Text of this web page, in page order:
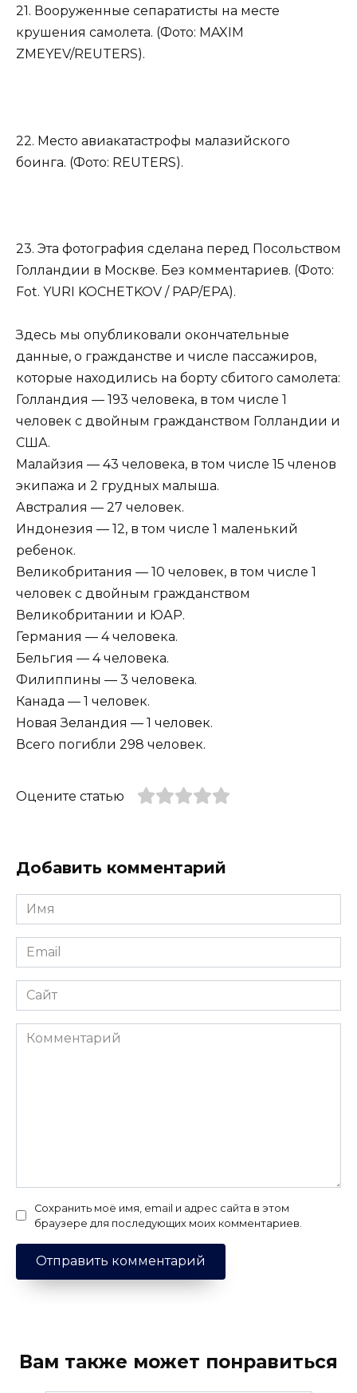
21. Вооруженные сепаратисты на месте
крушения самолета. (Фото: MAXIM
ZMEYEV/REUTERS).
22. Место авиакатастрофы малазийского
боинга. (Фото: REUTERS).
23. Эта фотография сделана перед Посольством
Голландии в Москве. Без комментариев. (Фото:
Fot. YURI KOCHETKOV / PAP/EPA).
Здесь мы опубликовали окончательные
данные, о гражданстве и числе пассажиров,
которые находились на борту сбитого самолета:
Голландия — 193 человека, в том числе 1
человек с двойным гражданством Голландии и
США.
Малайзия — 43 человека, в том числе 15 членов
экипажа и 2 грудных малыша.
Австралия — 27 человек.
Индонезия — 12, в том числе 1 маленький
ребенок.
Великобритания — 10 человек, в том числе 1
человек с двойным гражданством
Великобритании и ЮАР.
Германия — 4 человека.
Бельгия — 4 человека.
Филиппины — 3 человека.
Канада — 1 человек.
Новая Зеландия — 1 человек.
Всего погибли 298 человек.
Оцените статью
Добавить комментарий
Имя
*
Email
*
Сайт
Комментарий
Сохранить моё имя, email и адрес сайта в этом
браузере для последующих моих комментариев.
Вам также может понравиться